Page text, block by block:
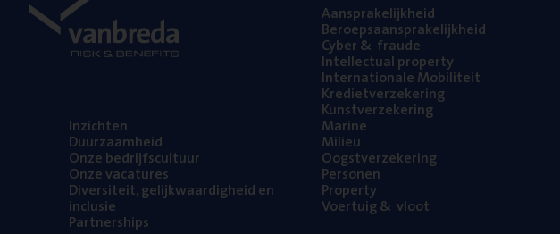
Inzich­ten
Duur­zaam­heid
Onze bedrijfs­cul­tuur
Onze vaca­tu­res
Diver­si­teit, gelijk­waar­dig­heid en
inclusie
Part­ner­ships
Aan­spra­ke­lijk­heid
Beroeps­aan­spra­ke­lijk­heid
Cyber& fraude
Intel­lec­tu­al property
Inter­na­ti­o­na­le Mobiliteit
Kre­diet­ver­ze­ke­ring
Kunst­ver­ze­ke­ring
Mari­ne
Mili­eu
Oogst­ver­ze­ke­ring
Per­so­nen
Pro­per­ty
Voer­tuig& vloot